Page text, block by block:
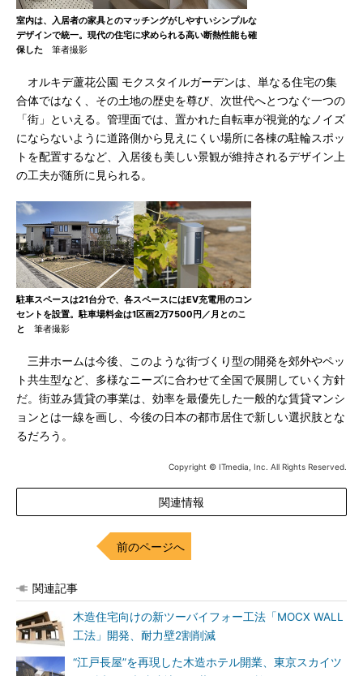
室内は、入居者の家具とのマッチングがしやすいシンプルな
デザインで統一。現代の住宅に求められる高い断熱性能も確
保した 筆者撮影
オルキデ蘆花公園 モクスタイルガーデンは、単なる住宅の集
合体ではなく、その土地の歴史を尊び、次世代へとつなぐ一つの
「街」といえる。管理面では、置かれた自転車が視覚的なノイズ
にならないように道路側から見えにくい場所に各棟の駐輪スポッ
トを配置するなど、入居後も美しい景観が維持されるデザイン上
の工夫が随所に見られる。
駐車スペースは21台分で、各スペースにはEV充電用のコン
セントを設置。駐車場料金は1区画2万7500円／月とのこ
と
筆者撮影
三井ホームは今後、このような街づくり型の開発を郊外やペッ
ト共生型など、多様なニーズに合わせて全国で展開していく方針
だ。街並み賃貸の事業は、効率を最優先した一般的な賃貸マンシ
ョンとは一線を画し、今後の日本の都市居住で新しい選択肢とな
るだろう。
Copyright © ITmedia, Inc. All Rights Reserved.
関連情報
前のページへ
関連記事
木造住宅向けの新ツーバイフォー工法「MOCX WALL
工法」開発、耐力壁2割削減
“江戸長屋”を再現した木造ホテル開業、東京スカイツ